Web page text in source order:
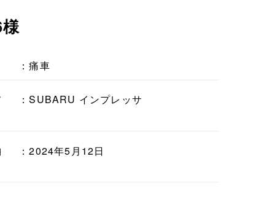
：痛車
：SUBARU インプレッサ
：2024年5月12日